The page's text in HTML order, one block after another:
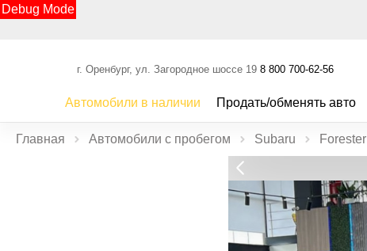
Debug Mode
г. Оренбург, ул. Загородное шоссе 19 8 800 700-62-56
Автомобили в наличии Продать/обменять авто
Главная Автомобили с пробегом Subaru Forester